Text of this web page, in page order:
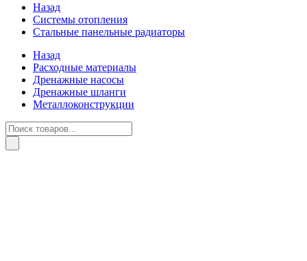
Назад
Системы отопления
Стальные панельные радиаторы
Назад
Расходные материалы
Дренажные насосы
Дренажные шланги
Металлоконструкции